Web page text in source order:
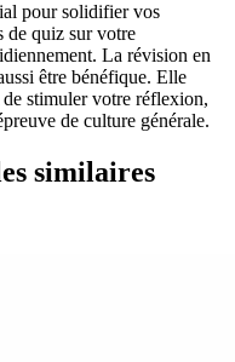
pour solidifier vos
de quiz sur votre
La révision en
être bénéfique. Elle
de stimuler votre réflexion,
de culture générale.
similaires